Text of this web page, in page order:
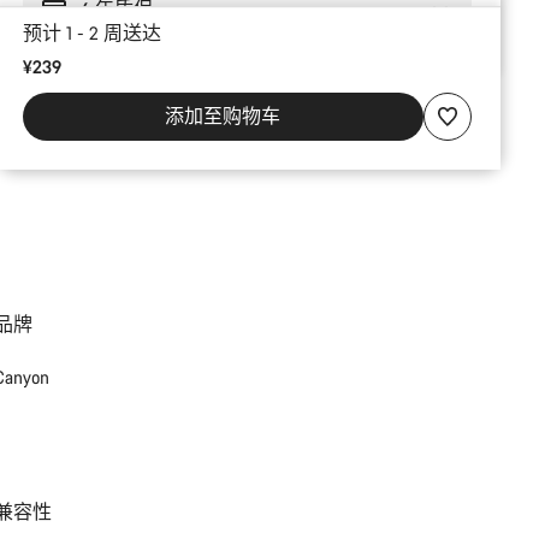
6 年质保
预计 1 - 2 周送达
¥239
添加至购物车
牌
容性